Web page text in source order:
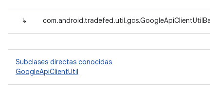
↳ com.android.tradefed.util.gcs.GoogleApiClientUtilBase
Subclases directas conocidas
GoogleApiClientUtil